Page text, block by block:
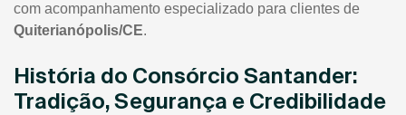
com acompanhamento especializado para clientes de
Quiterianópolis/CE.
História do Consórcio Santander:
Tradição, Segurança e Credibilidade